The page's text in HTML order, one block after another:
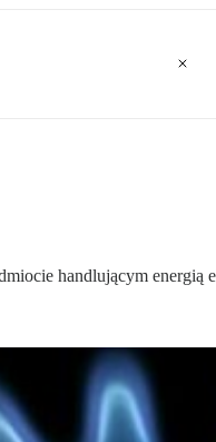
handlującym